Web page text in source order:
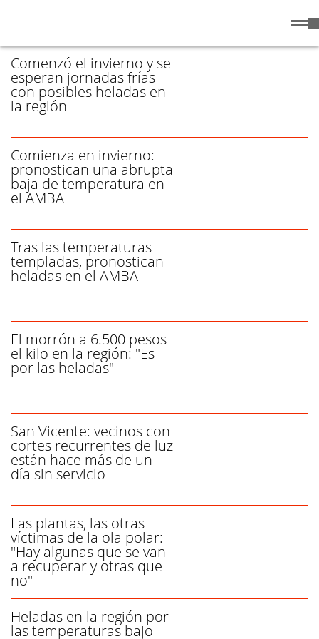
Comenzó el invierno y se
esperan jornadas frías
con posibles heladas en
la región
Comienza en invierno:
pronostican una abrupta
baja de temperatura en
el AMBA
Tras las temperaturas
templadas, pronostican
heladas en el AMBA
El morrón a 6.500 pesos
el kilo en la región: "Es
por las heladas"
San Vicente: vecinos con
cortes recurrentes de luz
están hace más de un
día sin servicio
Las plantas, las otras
víctimas de la ola polar:
"Hay algunas que se van
a recuperar y otras que
no"
Heladas en la región por
las temperaturas bajo